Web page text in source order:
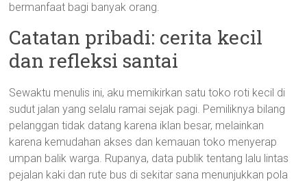
bermanfaat bagi banyak orang.
Catatan pribadi: cerita kecil
dan refleksi santai
Sewaktu menulis ini, aku memikirkan satu toko roti kecil di
sudut jalan yang selalu ramai sejak pagi. Pemiliknya bilang
pelanggan tidak datang karena iklan besar, melainkan
karena kemudahan akses dan kemauan toko menyerap
umpan balik warga. Rupanya, data publik tentang lalu lintas
pejalan kaki dan rute bus di sekitar sana menunjukkan pola